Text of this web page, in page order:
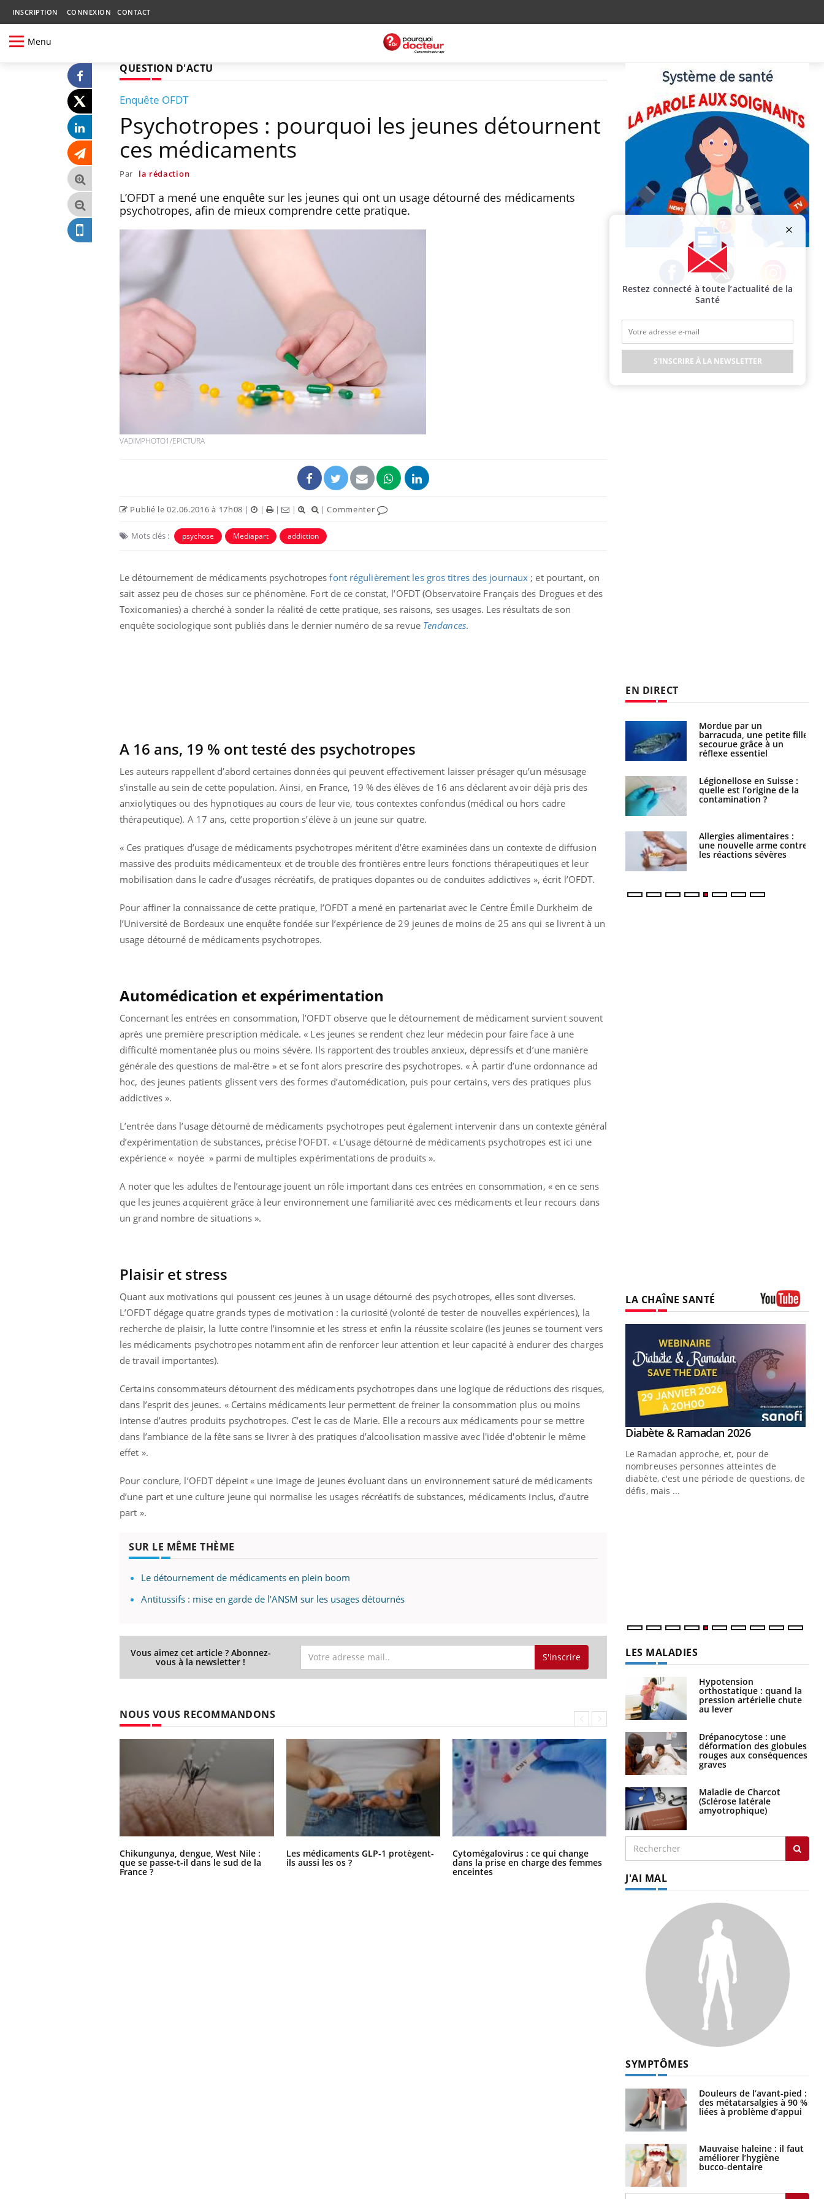
INSCRIPTION CONNEXION CONTACT
Menu
QUESTION D'ACTU
Enquête OFDT
Psychotropes : pourquoi les jeunes détournent
ces médicaments
Par la rédaction
L’OFDT a mené une enquête sur les jeunes qui ont un usage détourné des médicaments
psychotropes, afin de mieux comprendre cette pratique.
VADIMPHOTO1/EPICTURA
Publié le 02.06.2016 à 17h08 | | | | |Commenter
Mots clés : psychose Mediapart addiction
Le détournement de médicaments psychotropesfont régulièrement les gros titres des journaux ; et pourtant, on
sait assez peu de choses sur ce phénomène. Fort de ce constat, l’OFDT (Observatoire Français des Drogues et des
Toxicomanies) a cherché à sonder la réalité de cette pratique, ses raisons, ses usages. Les résultats de son
enquête sociologique sont publiés dans le dernier numéro de sa revue Tendances.
A 16 ans, 19 % ont testé des psychotropes
Les auteurs rappellent d’abord certaines données qui peuvent effectivement laisser présager qu’un mésusage
s’installe au sein de cette population. Ainsi, en France, 19 % des élèves de 16 ans déclarent avoir déjà pris des
anxiolytiques ou des hypnotiques au cours de leur vie, tous contextes confondus (médical ou hors cadre
thérapeutique). A 17 ans, cette proportion s’élève à un jeune sur quatre.
« Ces pratiques d’usage de médicaments psychotropes méritent d’être examinées dans un contexte de diffusion
massive des produits médicamenteux et de trouble des frontières entre leurs fonctions thérapeutiques et leur
mobilisation dans le cadre d’usages récréatifs, de pratiques dopantes ou de conduites addictives », écrit l’OFDT.
Pour affiner la connaissance de cette pratique, l’OFDT a mené en partenariat avec le Centre Émile Durkheim de
l’Université de Bordeaux une enquête fondée sur l’expérience de 29 jeunes de moins de 25 ans qui se livrent à un
usage détourné de médicaments psychotropes.
Automédication et expérimentation
Concernant les entrées en consommation, l’OFDT observe que le détournement de médicament survient souvent
après une première prescription médicale. « Les jeunes se rendent chez leur médecin pour faire face à une
difficulté momentanée plus ou moins sévère. Ils rapportent des troubles anxieux, dépressifs et d’une manière
générale des questions de mal-être » et se font alors prescrire des psychotropes. « À partir d’une ordonnance ad
hoc, des jeunes patients glissent vers des formes d’automédication, puis pour certains, vers des pratiques plus
addictives ».
L’entrée dans l’usage détourné de médicaments psychotropes peut également intervenir dans un contexte général
d’expérimentation de substances, précise l’OFDT. « L’usage détourné de médicaments psychotropes est ici une
expérience « noyée » parmi de multiples expérimentations de produits ».
A noter que les adultes de l’entourage jouent un rôle important dans ces entrées en consommation, « en ce sens
que les jeunes acquièrent grâce à leur environnement une familiarité avec ces médicaments et leur recours dans
un grand nombre de situations ».
Plaisir et stress
Quant aux motivations qui poussent ces jeunes à un usage détourné des psychotropes, elles sont diverses.
L’OFDT dégage quatre grands types de motivation : la curiosité (volonté de tester de nouvelles expériences), la
recherche de plaisir, la lutte contre l’insomnie et les stress et enfin la réussite scolaire (les jeunes se tournent vers
les médicaments psychotropes notamment afin de renforcer leur attention et leur capacité à endurer des charges
de travail importantes).
Certains consommateurs détournent des médicaments psychotropes dans une logique de réductions des risques,
dans l’esprit des jeunes. « Certains médicaments leur permettent de freiner la consommation plus ou moins
intense d’autres produits psychotropes. C’est le cas de Marie. Elle a recours aux médicaments pour se mettre
dans l’ambiance de la fête sans se livrer à des pratiques d’alcoolisation massive avec l'idée d'obtenir le même
effet ».
Pour conclure, l’OFDT dépeint « une image de jeunes évoluant dans un environnement saturé de médicaments
d’une part et une culture jeune qui normalise les usages récréatifs de substances, médicaments inclus, d’autre
part ».
SUR LE MÊME THÈME
Le détournement de médicaments en plein boom
Antitussifs : mise en garde de l'ANSM sur les usages détournés
Vous aimez cet article ? Abonnez-
vous à la newsletter ! S'inscrire
NOUS VOUS RECOMMANDONS
Chikungunya, dengue, West Nile :
que se passe-t-il dans le sud de la
France ?
Les médicaments GLP-1 protègent-
ils aussi les os ?
Cytomégalovirus : ce qui change
dans la prise en charge des femmes
enceintes
La sieste empêche-t-elle de dormir
la nuit ?
Facebook Twitter Instagram
EN DIRECT
VIH : la fin du comprimé
tous les jours se profile-t-
elle enfin ?
gâche-t-il les premiers
jours de vos vacances ?
noyade grimpe-t-il ?
Le Viagra pourrait-il
freiner la propagation du
cancer ?
de protéines pourrait
finalement être bénéfique
Le smartphone nuit-il à
l'apprentissage de la
lecture ?
vacances, elle reste dans
le coma pendant 42 jours
Mordue par un
barracuda, une petite fille
secourue grâce à un
réflexe essentiel
Légionellose en Suisse :
quelle est l’origine de la
contamination ?
Allergies alimentaires :
une nouvelle arme contre
les réactions sévères
LA CHAÎNE SANTÉ
Carence en fer : comprendre pour
Youtube
même alopécie… Les symptômes de la
carence en fer sont multiples ce qui la rend
Youtube
Insuline & Charge mentale : et si on
osait en parler??Youtube
reste entourée d'idées reçues chez les
patients comme parfois chez les soignants.
Youtube
Eczéma Chronique des Mains : se
préparer pour l’été !Youtube
rythme de vie ! Vacances, plage, piscine,
soleil, activités en plein air… Nos mains
sont ...
Youtube
Diabète & Ramadan 2026Youtube
Le Ramadan approche, et, pour de
nombreuses personnes atteintes de
diabète, c'est une période de questions, de
défis, mais ...
LES MALADIES
Hypotension
orthostatique : quand la
pression artérielle chute
au lever
Drépanocytose : une
déformation des globules
rouges aux conséquences
graves
Maladie de Charcot
(Sclérose latérale
amyotrophique)
J'AI MAL
SYMPTÔMES
Douleurs de l’avant-pied :
des métatarsalgies à 90 %
liées à problème d’appui
Mauvaise haleine : il faut
améliorer l’hygiène
bucco-dentaire
Restez connecté à toute l’actualité de la
Santé
S'INSCRIRE À LA NEWSLETTER